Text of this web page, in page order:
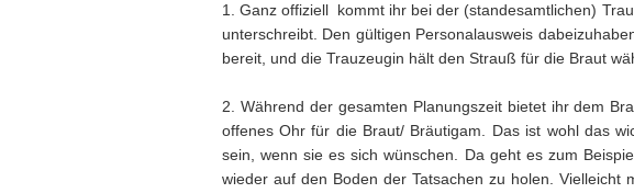
1. Ganz offiziell kommt ihr bei der (standesamtlichen)
unterschreibt. Den gültigen Personalausweis
bereit, und die Trauzeugin hält den Strauß für die Braut
2. Während der gesamten Planungszeit bietet ihr dem
offenes Ohr für die Braut/ Bräutigam. Das ist wohl das
sein, wenn sie es sich wünschen. Da geht es zum
wieder auf den Boden der Tatsachen zu holen.